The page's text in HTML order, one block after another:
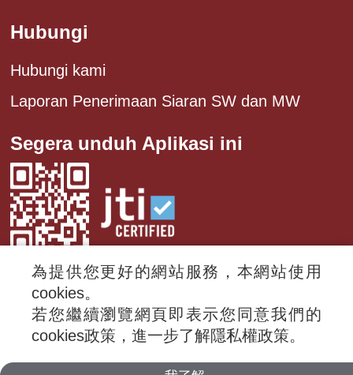
Hubungi
Hubungi kami
Laporan Penerimaan Siaran SW dan MW
Segera unduh Aplikasi ini
© 2024 RTI (Radio Taiwan International).
All rights reserved.
為提供您更好的網站服務，本網站使用
cookies。
若您繼續瀏覽網頁即表示您同意我們的
cookies政策，進一步了解隱私權政策。